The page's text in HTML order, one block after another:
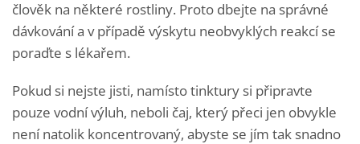
člověk na některé rostliny. Proto dbejte na správné
dávkování a v případě výskytu neobvyklých reakcí se
poraďte s lékařem.
Pokud si nejste jisti, namísto tinktury si připravte
pouze vodní výluh, neboli čaj, který přeci jen obvykle
není natolik koncentrovaný, abyste se jím tak snadno